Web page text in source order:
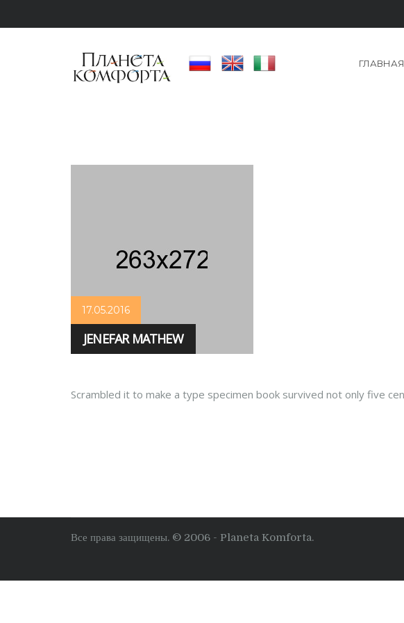
ГЛАВНАЯ
17.05.2016
JENEFAR MATHEW
Scrambled it to make a type specimen book survived not only five
Все права защищены. © 2006 - Planeta Komforta.